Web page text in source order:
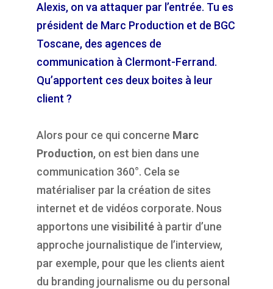
Alexis, on va attaquer par l’entrée. Tu es
président de Marc Production et de BGC
Toscane, des agences de
communication à Clermont-Ferrand.
Qu’apportent ces deux boites à leur
client ?
Alors pour ce qui concerne Marc
Production, on est bien dans une
communication 360°. Cela se
matérialiser par la création de sites
internet et de vidéos corporate. Nous
apportons une visibilitéà partir d’une
approche journalistique de l’interview,
par exemple, pour que les clients aient
du branding journalisme ou du personal